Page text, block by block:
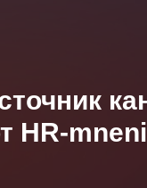
HR-